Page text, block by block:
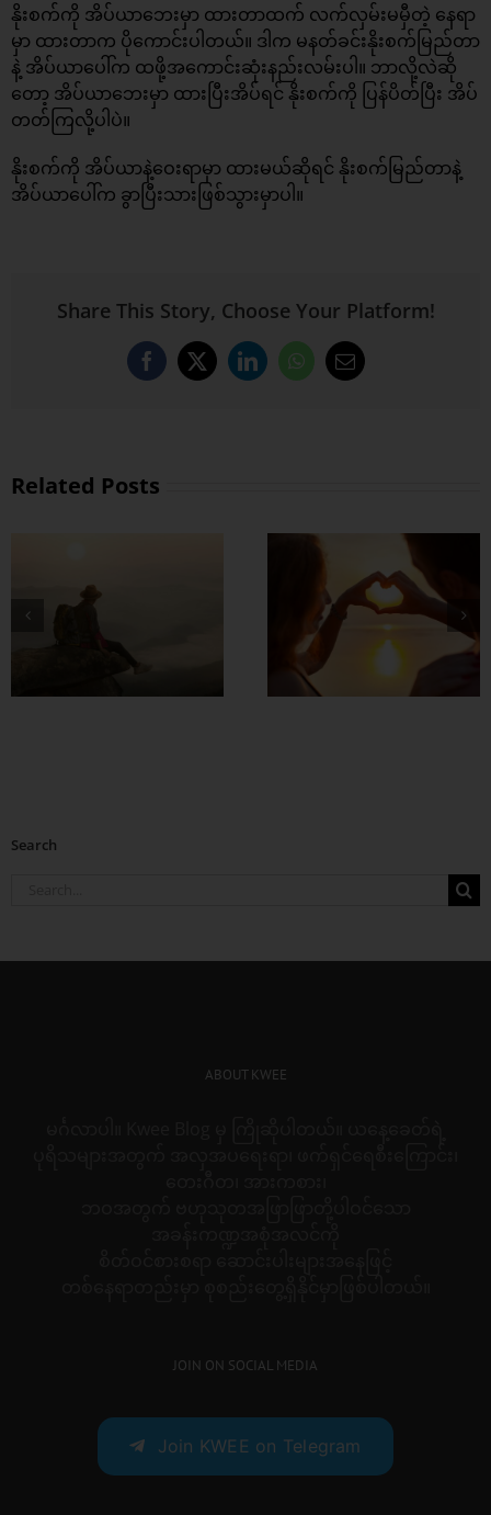
နိုးစက်ကို အိပ်ယာဘေးမှာ ထားတာထက် လက်လှမ်းမမှီတဲ့ နေရာ
မှာ ထားတာက ပိုကောင်းပါတယ်။ ဒါက မနတ်ခင်းနိုးစက်မြည်တာ
နဲ့ အိပ်ယာပေါ်က ထဖို့အကောင်းဆုံးနည်းလမ်းပါ။ ဘာလို့လဲဆို
တော့ အိပ်ယာဘေးမှာ ထားပြီးအိပ်ရင် နိုးစက်ကို ပြန်ပိတ်ပြီး အိပ်
တတ်ကြလို့ပါပဲ။
နိုးစက်ကို အိပ်ယာနဲ့ဝေးရာမှာ ထားမယ်ဆိုရင် နိုးစက်မြည်တာနဲ့
အိပ်ယာပေါ်က ခွာပြီးသားဖြစ်သွားမှာပါ။
Share This Story, Choose Your Platform!
Facebook
X LinkedInWhatsApp
Email
Related Posts
အချစ်တွေ ပိုတိုးလာ
Search
ABOUT KWEE
JOIN ON SOCIAL MEDIA
Join KWEE on Telegram